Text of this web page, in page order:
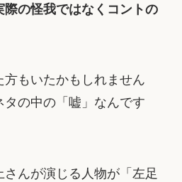
際の怪我ではなくコントの
もいたかもしれません
の中の「嘘」なんです
んが演じる人物が「左足